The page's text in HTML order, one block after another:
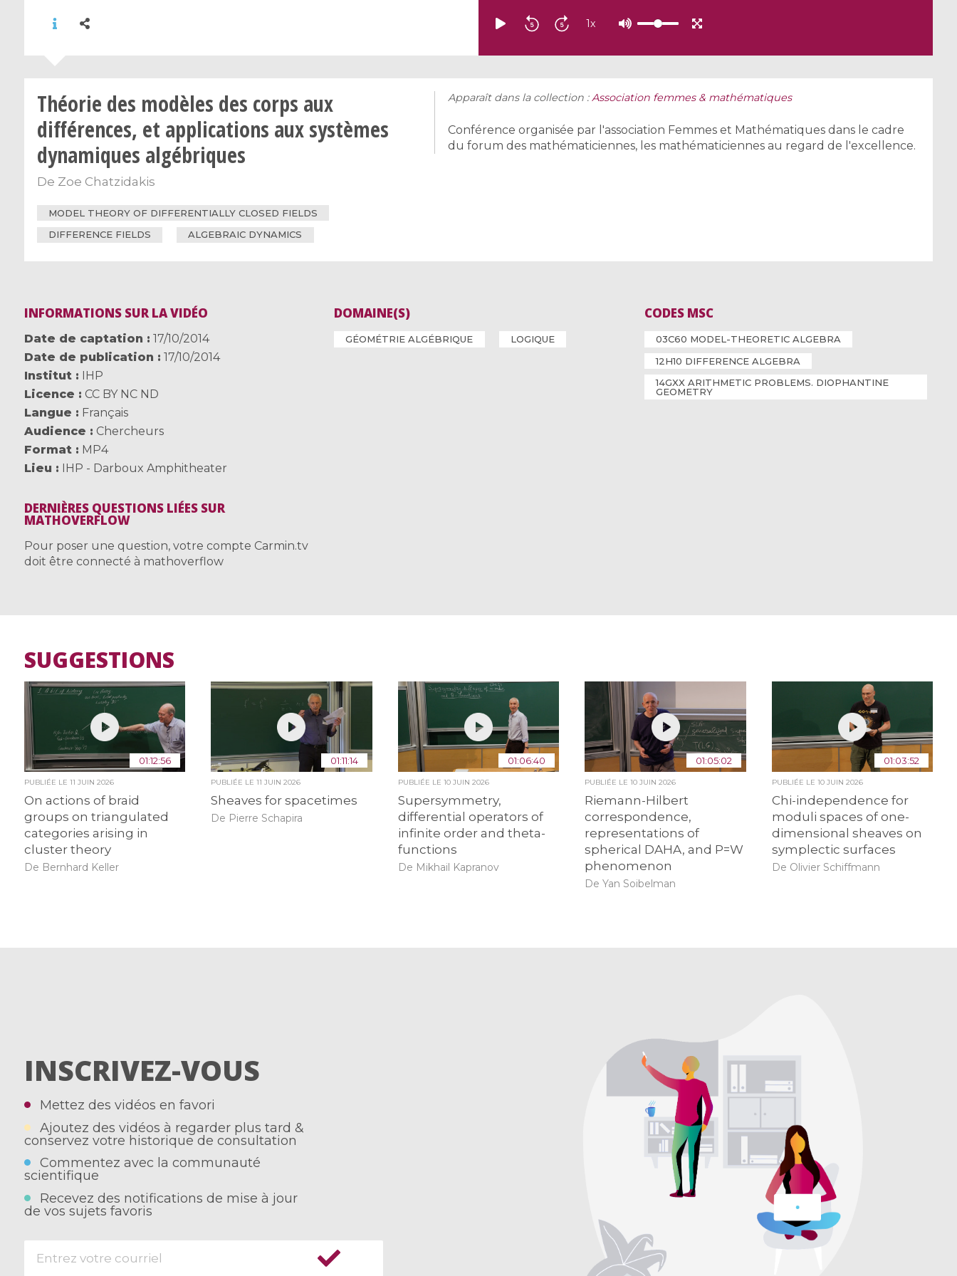
1x
Théorie des modèles des corps aux
différences, et applications aux systèmes
dynamiques algébriques
De Zoe Chatzidakis
MODEL THEORY OF DIFFERENTIALLY CLOSED FIELDS
DIFFERENCE FIELDS
ALGEBRAIC DYNAMICS
Apparaît dans la collection :Association femmes & mathématiques
Conférence organisée par l'association Femmes et Mathématiques dans le cadre
du forum des mathématiciennes, les mathématiciennes au regard de l'excellence.
INFORMATIONS SUR LA VIDÉO
Date de captation
17/10/2014
Date de publication
17/10/2014
Institut
IHP
Licence
CC BY NC ND
Langue
Français
Audience
Chercheurs
Format
MP4
Lieu
IHP - Darboux Amphitheater
DOMAINE(S)
GÉOMÉTRIE ALGÉBRIQUE LOGIQUE
CODES MSC
03C60 MODEL-THEORETIC ALGEBRA
12H10 DIFFERENCE ALGEBRA
14GXX ARITHMETIC PROBLEMS. DIOPHANTINE
GEOMETRY
DERNIÈRES QUESTIONS LIÉES SUR
MATHOVERFLOW
Pour poser une question, votre compte Carmin.tv
doit être connecté à mathoverflow
SUGGESTIONS
01:12:56
PUBLIÉE LE 11 JUIN 2026
On actions of braid
groups on triangulated
categories arising in
cluster theory
De Bernhard Keller
01:11:14
PUBLIÉE LE11 JUIN 2026
Sheaves for spacetimes
De Pierre Schapira
01:06:40
PUBLIÉE LE 10 JUIN 2026
Supersymmetry,
differential operators of
infinite order and theta-
functions
De Mikhail Kapranov
01:05:02
PUBLIÉE LE10 JUIN 2026
Riemann-Hilbert
correspondence,
representations of
spherical DAHA, and P=W
phenomenon
De Yan Soibelman
01:03:52
PUBLIÉE LE 10 JUIN 2026
Chi-independence for
moduli spaces of one-
dimensional sheaves on
symplectic surfaces
De Olivier Schiffmann
INSCRIVEZ-VOUS
Mettez des vidéos en favori
Ajoutez des vidéos à regarder plus tard &
conservez votre historique de consultation
Commentez avec la communauté
scientifique
Recevez des notifications de mise à jour
de vos sujets favoris